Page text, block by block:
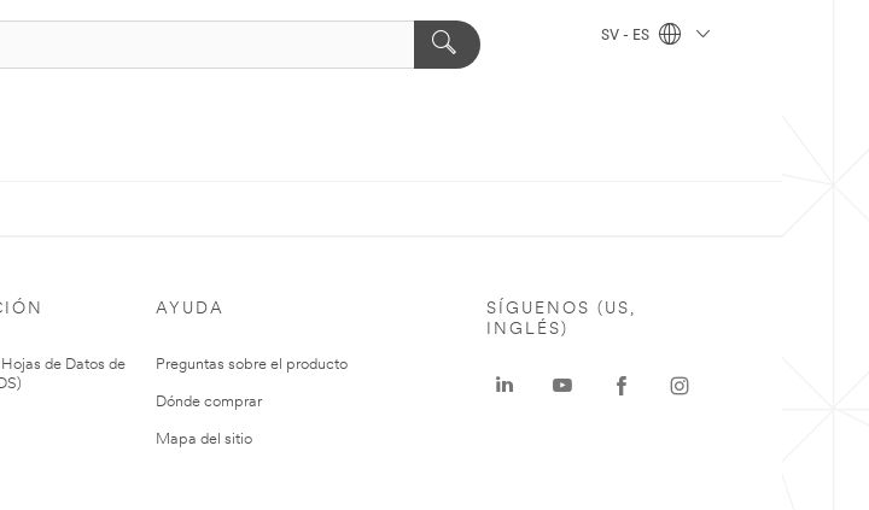
SV - ES
de Datos de
AYUDA
Preguntas sobre el producto
Dónde comprar
Mapa del sitio
SÍGUENOS (US,
INGLÉS)